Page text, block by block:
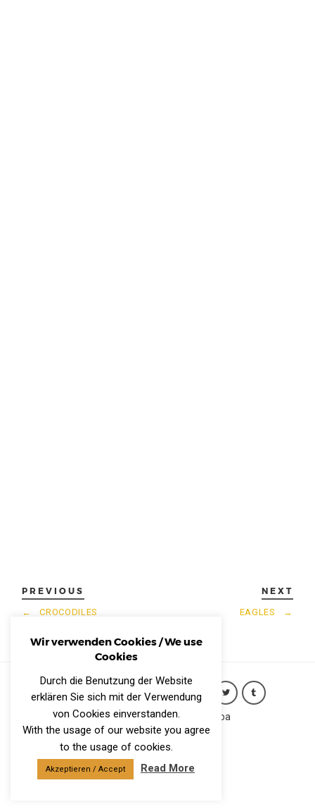
PREVIOUS
← CROCODILES
NEXT
EAGLES →
Copyright (c) 2026 Robert Styppa
IMPRESSUM
Datenschutzerklärung
CONTACT
Wir verwenden Cookies / We use
Cookies
Durch die Benutzung der Website
erklären Sie sich mit der Verwendung
von Cookies einverstanden.
With the usage of our website you agree
to the usage of cookies.
Akzeptieren / Accept Read More